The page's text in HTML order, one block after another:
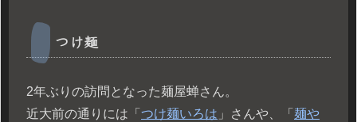
つけ麺
2年ぶりの訪問となった麺屋蝉さん。
近大前の通りには「 つけ麺いろは 」さんや、「 麺や